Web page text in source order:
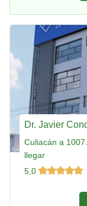
Dr. Javier
Culiacán a
llegar
5,0